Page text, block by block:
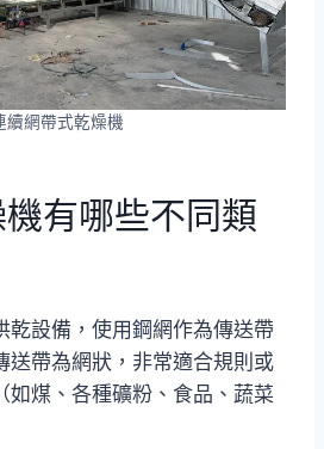
續網帶式乾燥機
有哪些不同類
乾設備，使用鋼網作為傳送帶
送帶為網狀，非常適合規則或
如煤、各種礦粉、食品、蔬菜